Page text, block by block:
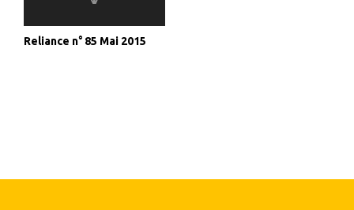
Reliance n° 85 Mai 2015